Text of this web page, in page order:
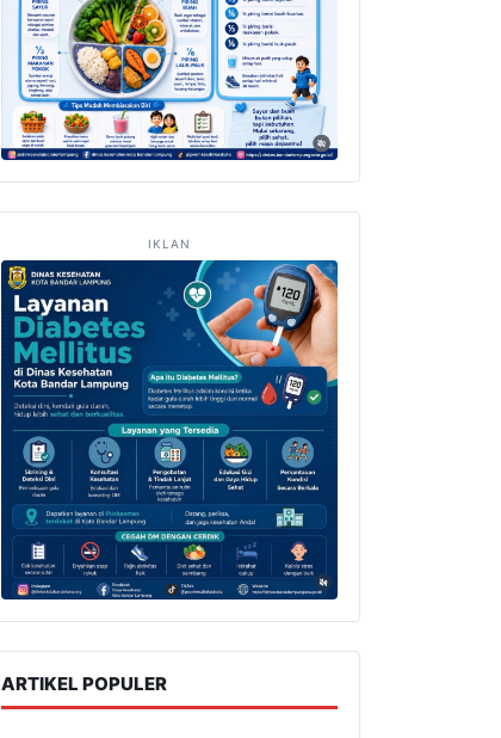
IKLAN
ARTIKEL POPULER